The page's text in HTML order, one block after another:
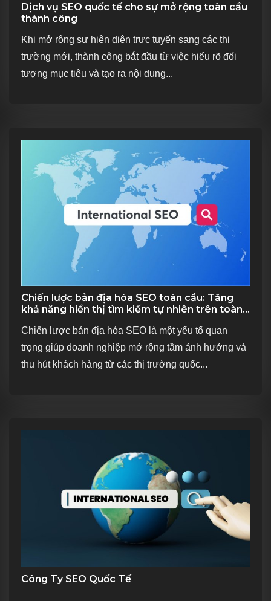
Dịch vụ SEO quốc tế cho sự mở rộng toàn cầu
thành công
Khi mở rộng sự hiện diện trực tuyến sang các thị
trường mới, thành công bắt đầu từ việc hiểu rõ đối
tượng mục tiêu và tạo ra nội dung...
Chiến lược bản địa hóa SEO toàn cầu: Tăng
khả năng hiển thị tìm kiếm tự nhiên trên toàn
Chiến lược bản địa hóa SEO là một yếu tố quan
trọng giúp doanh nghiệp mở rộng tầm ảnh hưởng và
thu hút khách hàng từ các thị trường quốc...
Công Ty SEO Quốc Tế